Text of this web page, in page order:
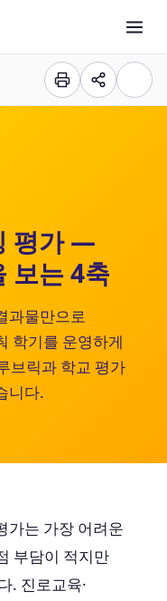
평가 —
보는 4축
과물만으로
학기를 운영하게
브릭과 학교 평가
니다.
가는 가장 어려운
부담이 적지만
. 진로교육·